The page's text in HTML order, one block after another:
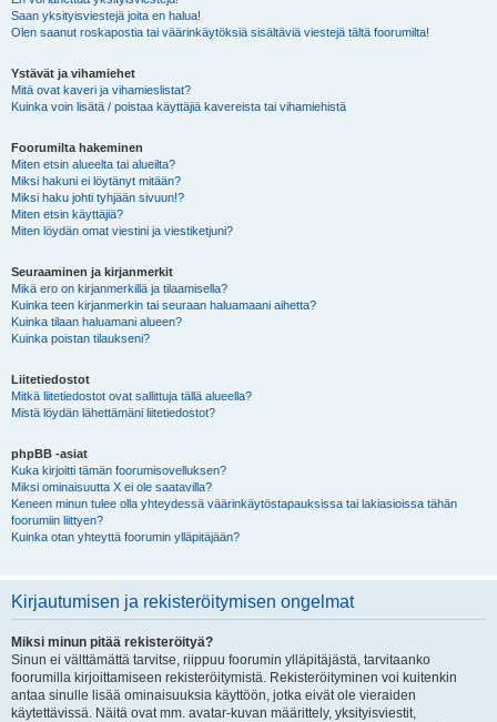
Saan yksityisviestejä joita en halua!
Olen saanut roskapostia tai väärinkäytöksiä sisältäviä viestejä tältä foorumilta!
Ystävät ja vihamiehet
Mitä ovat kaveri ja vihamieslistat?
Kuinka voin lisätä / poistaa käyttäjiä kavereista tai vihamiehistä
Foorumilta hakeminen
Miten etsin alueelta tai alueilta?
Miksi hakuni ei löytänyt mitään?
Miksi haku johti tyhjään sivuun!?
Miten etsin käyttäjiä?
Miten löydän omat viestini ja viestiketjuni?
Seuraaminen ja kirjanmerkit
Mikä ero on kirjanmerkillä ja tilaamisella?
Kuinka teen kirjanmerkin tai seuraan haluamaani aihetta?
Kuinka tilaan haluamani alueen?
Kuinka poistan tilaukseni?
Liitetiedostot
Mitkä liitetiedostot ovat sallittuja tällä alueella?
Mistä löydän lähettämäni liitetiedostot?
phpBB -asiat
Kuka kirjoitti tämän foorumisovelluksen?
Miksi ominaisuutta X ei ole saatavilla?
Keneen minun tulee olla yhteydessä väärinkäytöstapauksissa tai lakiasioissa tähän
foorumiin liittyen?
Kuinka otan yhteyttä foorumin ylläpitäjään?
Kirjautumisen ja rekisteröitymisen ongelmat
Miksi minun pitää rekisteröityä?
Sinun ei välttämättä tarvitse, riippuu foorumin ylläpitäjästä, tarvitaanko
foorumilla kirjoittamiseen rekisteröitymistä. Rekisteröityminen voi kuitenkin
antaa sinulle lisää ominaisuuksia käyttöön, jotka eivät ole vieraiden
käytettävissä. Näitä ovat mm. avatar-kuvan määrittely, yksityisviestit,